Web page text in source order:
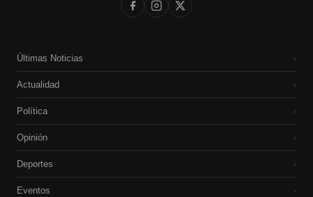
Últimas Noticias ›
Actualidad ›
Política ›
Opinión ›
Deportes ›
Eventos ›